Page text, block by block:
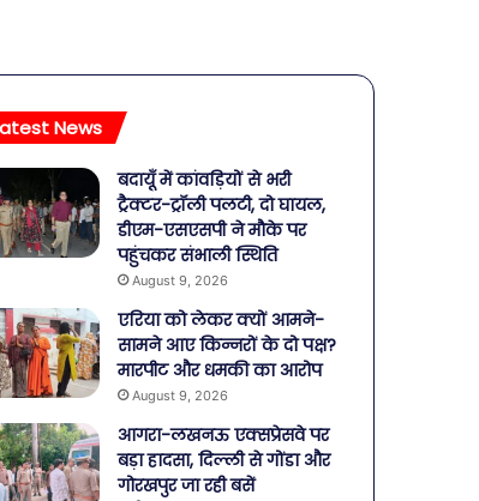
News
बदायूँ में कांवड़ियों से भरी
ट्रैक्टर-ट्रॉली पलटी, दो घायल,
डीएम-एसएसपी ने मौके पर
पहुंचकर संभाली स्थिति
August 9, 2026
एरिया को लेकर क्यों आमने-
सामने आए किन्नरों के दो पक्ष?
मारपीट और धमकी का आरोप
August 9, 2026
आगरा-लखनऊ एक्सप्रेसवे पर
बड़ा हादसा, दिल्ली से गोंडा और
गोरखपुर जा रही बसें